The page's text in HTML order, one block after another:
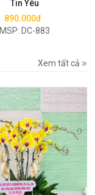
Tin Yêu
890.000đ
MSP: DC-883
Xem tất cả